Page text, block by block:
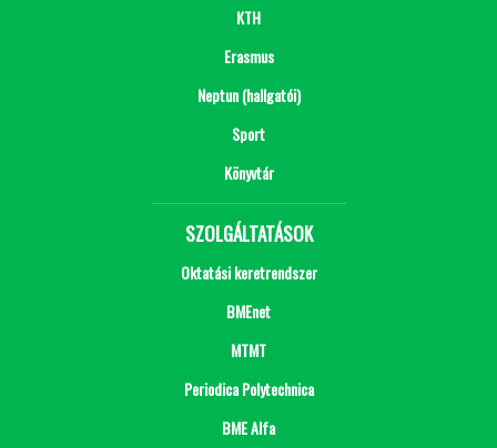
KTH
Erasmus
Neptun (hallgatói)
Sport
Könyvtár
SZOLGÁLTATÁSOK
Oktatási keretrendszer
BMEnet
MTMT
Periodica Polytechnica
BME Alfa